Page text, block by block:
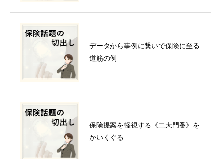
データから事例に繋いで保険に至る
道筋の例
保険提案を軽視する《二大門番》を
かいくぐる